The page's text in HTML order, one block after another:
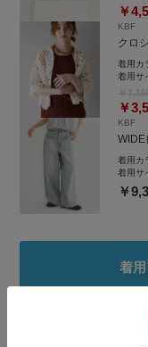
￥
KBF
クロ
着用カ
着用サ
￥
KBF
WIDE
着用カ
着用サ
￥
着